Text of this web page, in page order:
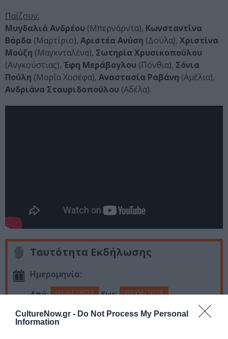
CultureNow.gr - Do Not Process My Personal
Information
Παίζουν:
Μυγδαλιά Ανδρέου (Μπερνάρντα), Κωνσταντίνα
Βάρδα (Μαρτίριο), Αριστέα Ανύση (Δούλα), Χριστίνα
Μούζη (Μαγκνταλένα), Σωτηρία Χρυσικοπούλου
(Ανγκούστιας), Έφη Μεράβογλου (Πόνθια), Σόνια
Πούλη (Μαρία Χοσέφα), Αναστασία Ραβάνη (Αμέλια),
Ανδριάνα Σταυριδοπούλου (Αδέλα).
Ταυτότητα Εκδήλωσης
Ημερομηνία:
Από: 01/01/2023 Εως:
07/04/2023
Παρασκευή στις 21:15